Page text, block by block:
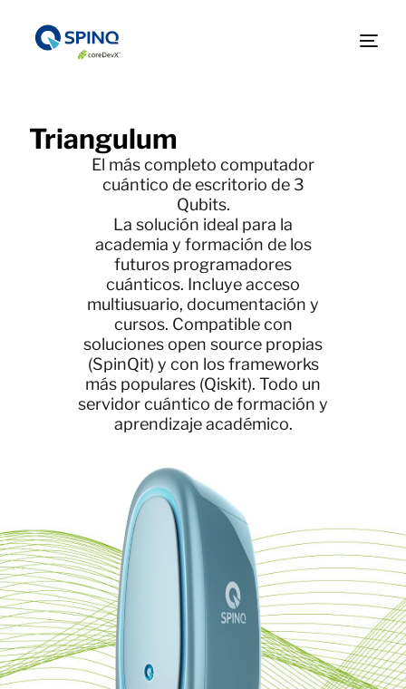
Triangulum​
El más completo computador
cuántico de escritorio de 3
Qubits.
La solución ideal para la
academia y formación de los
futuros programadores
cuánticos. Incluye acceso
multiusuario, documentación y
cursos. Compatible con
soluciones open source propias
(SpinQit) y con los frameworks
más populares (Qiskit). Todo un
servidor cuántico de formación y
aprendizaje académico.